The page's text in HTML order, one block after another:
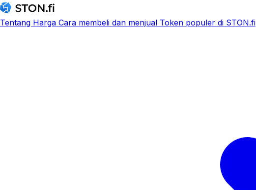
Tentang Harga Cara membeli dan menjual Token populer di STON.fi